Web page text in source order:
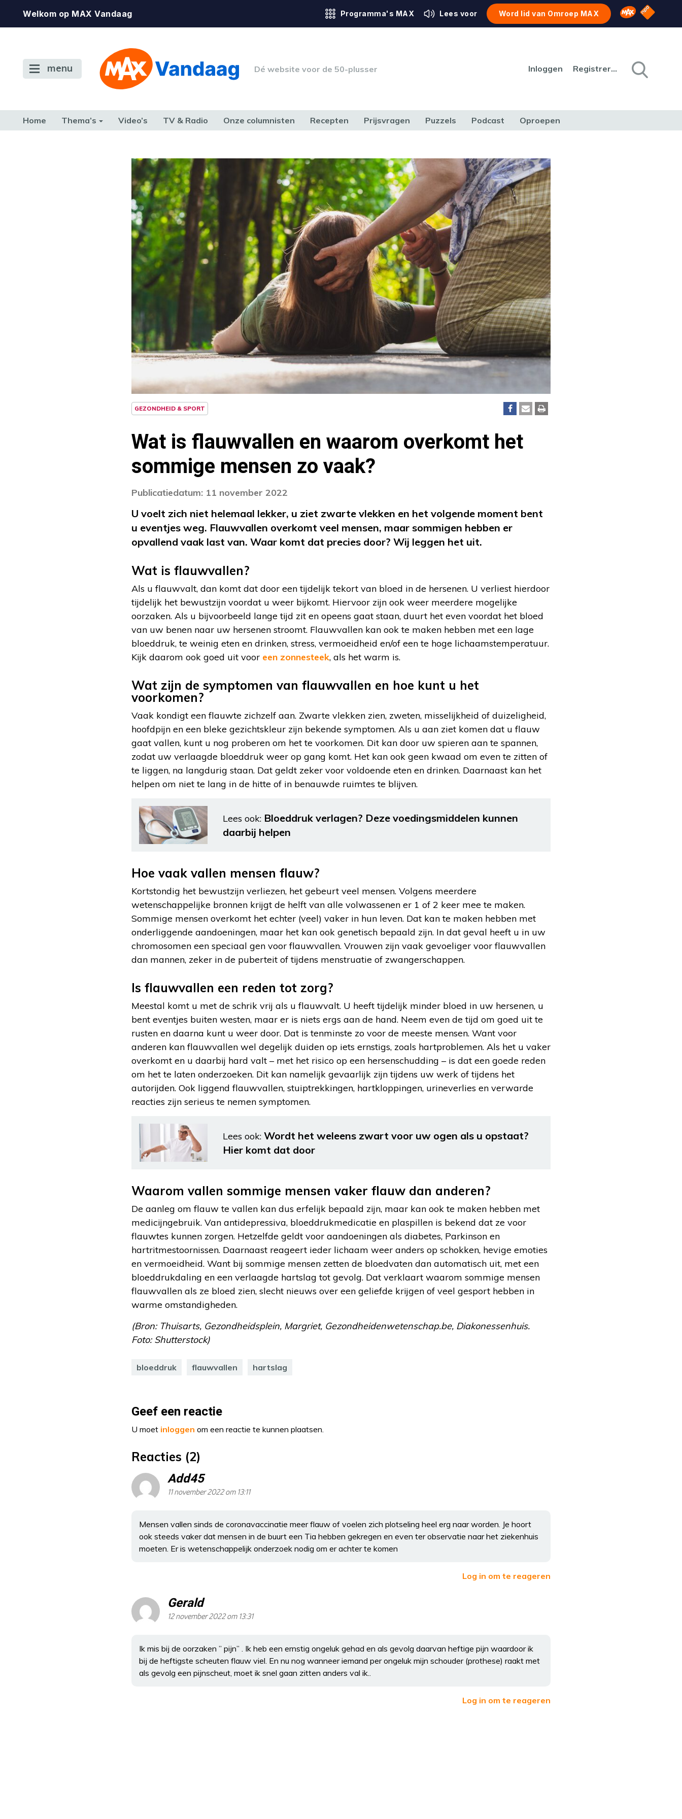
Welkom op MAX Vandaag Programma's MAX Lees voor Word lid van Omroep MAX Omroep MAX
NPO
menu Dé website voor de 50-plusser Inloggen Registreren
Home Thema’s Video’s TV & Radio Onze columnisten Recepten Prijsvragen Puzzels Podcast Oproepen
GEZONDHEID & SPORT
Wat is flauwvallen en waarom overkomt het
sommige mensen zo vaak?
Publicatiedatum: 11 november 2022
U voelt zich niet helemaal lekker, u ziet zwarte vlekken en het volgende moment bent
u eventjes weg. Flauwvallen overkomt veel mensen, maar sommigen hebben er
opvallend vaak last van. Waar komt dat precies door? Wij leggen het uit.
Wat is flauwvallen?
Als u flauwvalt, dan komt dat door een tijdelijk tekort van bloed in de hersenen. U verliest hierdoor
tijdelijk het bewustzijn voordat u weer bijkomt. Hiervoor zijn ook weer meerdere mogelijke
oorzaken. Als u bijvoorbeeld lange tijd zit en opeens gaat staan, duurt het even voordat het bloed
van uw benen naar uw hersenen stroomt. Flauwvallen kan ook te maken hebben met een lage
bloeddruk, te weinig eten en drinken, stress, vermoeidheid en/of een te hoge lichaamstemperatuur.
Kijk daarom ook goed uit voor een zonnesteek, als het warm is.
Wat zijn de symptomen van flauwvallen en hoe kunt u het
voorkomen?
Vaak kondigt een flauwte zichzelf aan. Zwarte vlekken zien, zweten, misselijkheid of duizeligheid,
hoofdpijn en een bleke gezichtskleur zijn bekende symptomen. Als u aan ziet komen dat u flauw
gaat vallen, kunt u nog proberen om het te voorkomen. Dit kan door uw spieren aan te spannen,
zodat uw verlaagde bloeddruk weer op gang komt. Het kan ook geen kwaad om even te zitten of
te liggen, na langdurig staan. Dat geldt zeker voor voldoende eten en drinken. Daarnaast kan het
helpen om niet te lang in de hitte of in benauwde ruimtes te blijven.
Lees ook: Bloeddruk verlagen? Deze voedingsmiddelen kunnen
daarbij helpen
Hoe vaak vallen mensen flauw?
Kortstondig het bewustzijn verliezen, het gebeurt veel mensen. Volgens meerdere
wetenschappelijke bronnen krijgt de helft van alle volwassenen er 1 of 2 keer mee te maken.
Sommige mensen overkomt het echter (veel) vaker in hun leven. Dat kan te maken hebben met
onderliggende aandoeningen, maar het kan ook genetisch bepaald zijn. In dat geval heeft u in uw
chromosomen een speciaal gen voor flauwvallen. Vrouwen zijn vaak gevoeliger voor flauwvallen
dan mannen, zeker in de puberteit of tijdens menstruatie of zwangerschappen.
Is flauwvallen een reden tot zorg?
Meestal komt u met de schrik vrij als u flauwvalt. U heeft tijdelijk minder bloed in uw hersenen, u
bent eventjes buiten westen, maar er is niets ergs aan de hand. Neem even de tijd om goed uit te
rusten en daarna kunt u weer door. Dat is tenminste zo voor de meeste mensen. Want voor
anderen kan flauwvallen wel degelijk duiden op iets ernstigs, zoals hartproblemen. Als het u vaker
overkomt en u daarbij hard valt – met het risico op een hersenschudding – is dat een goede reden
om het te laten onderzoeken. Dit kan namelijk gevaarlijk zijn tijdens uw werk of tijdens het
autorijden. Ook liggend flauwvallen, stuiptrekkingen, hartkloppingen, urineverlies en verwarde
reacties zijn serieus te nemen symptomen.
Lees ook: Wordt het weleens zwart voor uw ogen als u opstaat?
Hier komt dat door
Waarom vallen sommige mensen vaker flauw dan anderen?
De aanleg om flauw te vallen kan dus erfelijk bepaald zijn, maar kan ook te maken hebben met
medicijngebruik. Van antidepressiva, bloeddrukmedicatie en plaspillen is bekend dat ze voor
flauwtes kunnen zorgen. Hetzelfde geldt voor aandoeningen als diabetes, Parkinson en
hartritmestoornissen. Daarnaast reageert ieder lichaam weer anders op schokken, hevige emoties
en vermoeidheid. Want bij sommige mensen zetten de bloedvaten dan automatisch uit, met een
bloeddrukdaling en een verlaagde hartslag tot gevolg. Dat verklaart waarom sommige mensen
flauwvallen als ze bloed zien, slecht nieuws over een geliefde krijgen of veel gesport hebben in
warme omstandigheden.
(Bron: Thuisarts, Gezondheidsplein, Margriet, Gezondheidenwetenschap.be, Diakonessenhuis.
Foto: Shutterstock)
bloeddruk flauwvallen hartslag
Geef een reactie
U moet inloggen om een reactie te kunnen plaatsen.
Reacties (2)
Add45
11 november 2022 om 13:11
Mensen vallen sinds de coronavaccinatie meer flauw of voelen zich plotseling heel erg naar worden. Je hoort
ook steeds vaker dat mensen in de buurt een Tia hebben gekregen en even ter observatie naar het ziekenhuis
moeten. Er is wetenschappelijk onderzoek nodig om er achter te komen
Log in om te reageren
Gerald
12 november 2022 om 13:31
Ik mis bij de oorzaken ” pijn” . Ik heb een ernstig ongeluk gehad en als gevolg daarvan heftige pijn waardoor ik
bij de heftigste scheuten flauw viel. En nu nog wanneer iemand per ongeluk mijn schouder (prothese) raakt met
als gevolg een pijnscheut, moet ik snel gaan zitten anders val ik..
Log in om te reageren